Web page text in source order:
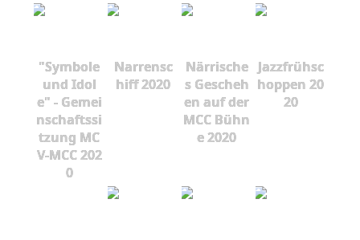
"Symbole
und Idol
e" - Gemei
nschaftssi
tzung MC
V-MCC 202
0
Narrensc
hiff 2020
Närrische
s Gescheh
en auf der
MCC Bühn
e 2020
Jazzfrühsc
hoppen 20
20